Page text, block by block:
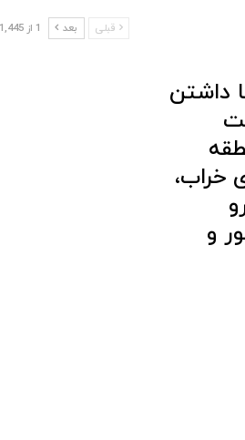
داشتن
خراب،
و
قبلی بعد 1 از 1,445